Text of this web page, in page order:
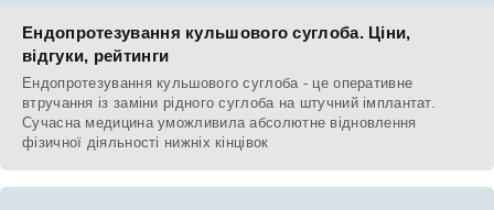
Ендопротезування кульшового суглоба. Ціни,
відгуки, рейтинги
Ендопротезування кульшового суглоба - це оперативне
втручання із заміни рідного суглоба на штучний імплантат.
Сучасна медицина уможливила абсолютне відновлення
фізичної діяльності нижніх кінцівок